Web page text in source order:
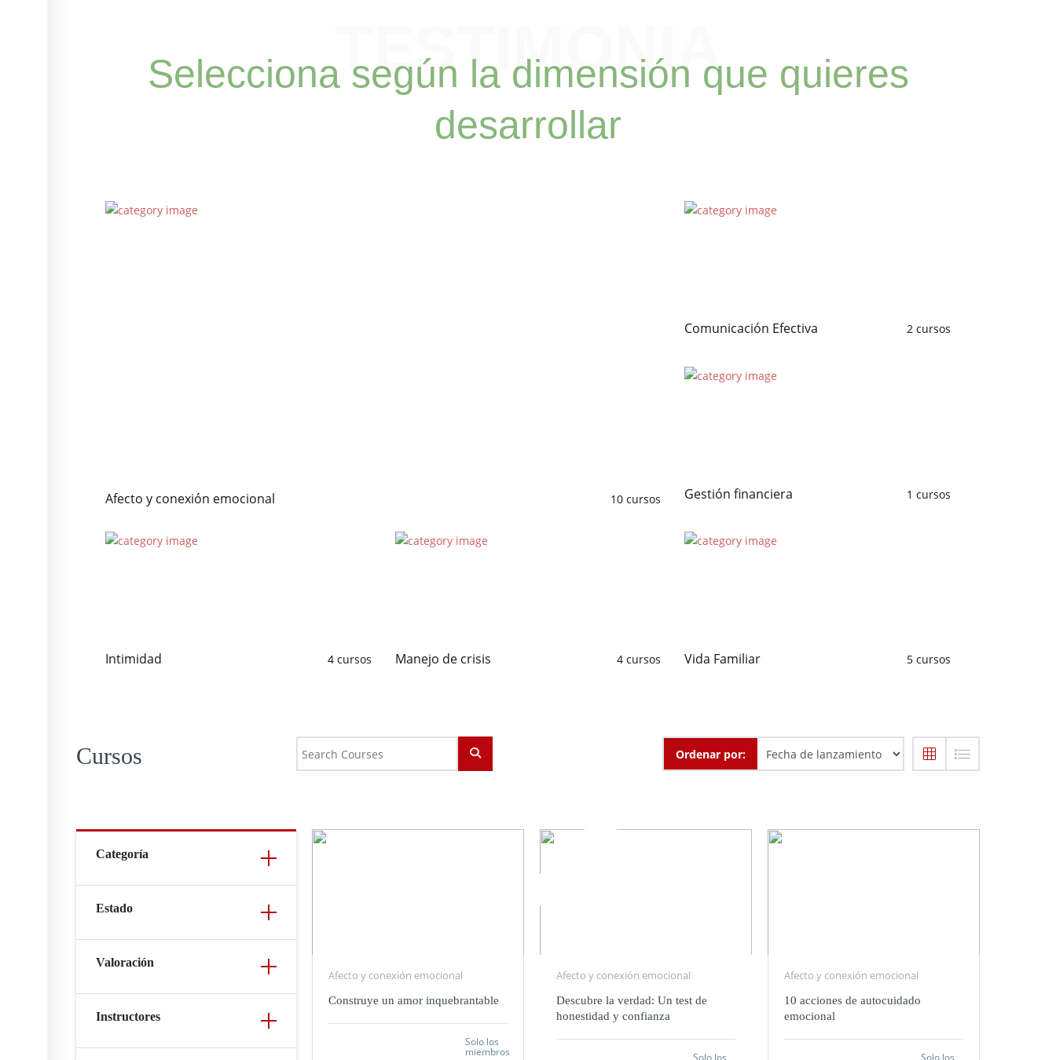
TESTIMONIA
Selecciona según la dimensión que quieres
desarrollar
Afecto y conexión emocional 10 cursos
Comunicación Efectiva 2 cursos
Gestión financiera 1 cursos
Intimidad 4 cursos Manejo de crisis 4 cursos Vida Familiar 5 cursos
Cursos Ordenar por:
Categoría
Estado
Valoración
Instructores
Afecto y conexión emocional
Construye un amor inquebrantable
Solo los
miembros
Afecto y conexión emocional
Descubre la verdad: Un test de
honestidad y confianza
Afecto y conexión emocional
10 acciones de autocuidado
emocional